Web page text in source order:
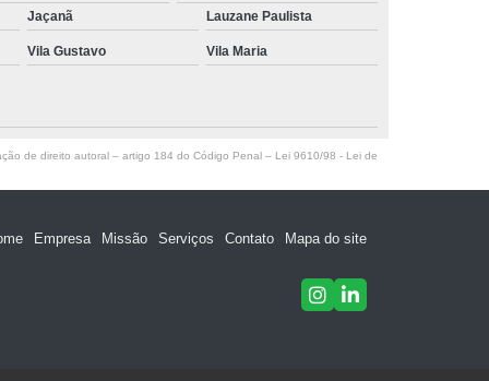
Jaçanã Lauzane Paulista
Vila Gustavo Vila Maria
de direito autoral – artigo 184 do Código Penal – Lei 9610/98 - Lei de
Empresa Missão Serviços Contato Mapa do site